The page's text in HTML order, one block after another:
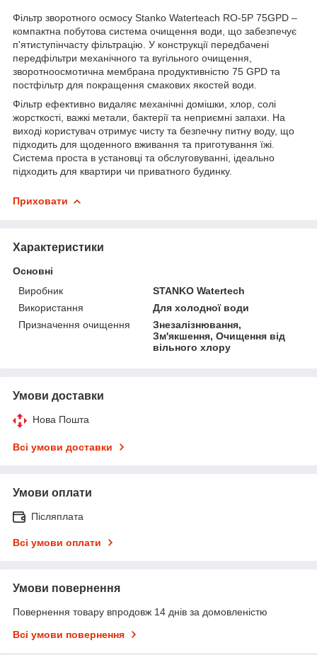
Фільтр зворотного осмосу Stanko Waterteach RO-5P 75GPD –
компактна побутова система очищення води, що забезпечує
п'ятиступінчасту фільтрацію. У конструкції передбачені
передфільтри механічного та вугільного очищення,
зворотноосмотична мембрана продуктивністю 75 GPD та
постфільтр для покращення смакових якостей води.
Фільтр ефективно видаляє механічні домішки, хлор, солі
жорсткості, важкі метали, бактерії та неприємні запахи. На
виході користувач отримує чисту та безпечну питну воду, що
підходить для щоденного вживання та приготування їжі.
Система проста в установці та обслуговуванні, ідеально
підходить для квартири чи приватного будинку.
Приховати
Характеристики
Основні
Виробник
STANKO Watertech
Використання
Для холодної води
Призначення очищення
Знезалізнювання,
Зм'якшення, Очищення від
вільного хлору
Умови доставки
Нова Пошта
Всі умови доставки
Умови оплати
Післяплата
Всі умови оплати
Умови повернення
Повернення товару впродовж 14 днів за домовленістю
Всі умови повернення